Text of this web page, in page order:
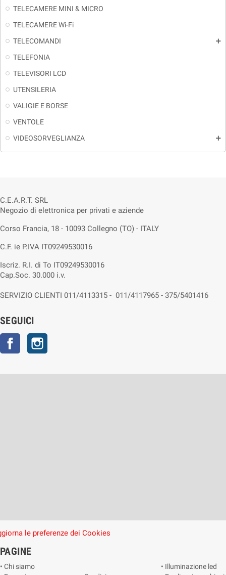
TELECAMERE MINI & MICRO
TELECAMERE Wi-Fi
TELECOMANDI
add
TELEFONIA
TELEVISORI LCD
UTENSILERIA
VALIGIE E BORSE
VENTOLE
VIDEOSORVEGLIANZA
add
C.E.A.R.T. SRL
Negozio di elettronica per privati e aziende
Corso Francia, 18 - 10093 Collegno (TO) - ITALY
C.F. ie P.IVA IT09249530016
Iscriz. R.I. di To IT09249530016
Cap.Soc. 30.000 i.v.
SERVIZIO CLIENTI 011/4113315 - 011/4117965 - 375/5401416
SEGUICI
Facebook
le preferenze dei Cookies
PAGINE
• Chi siamo
• Illuminazione led